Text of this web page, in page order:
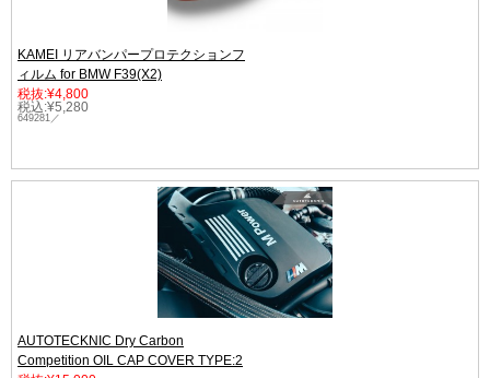
KAMEI リアバンパープロテクションフ
ィルム for BMW F39(X2)
税抜:¥4,800
税込:¥5,280
649281／
AUTOTECKNIC Dry Carbon
Competition OIL CAP COVER TYPE:2